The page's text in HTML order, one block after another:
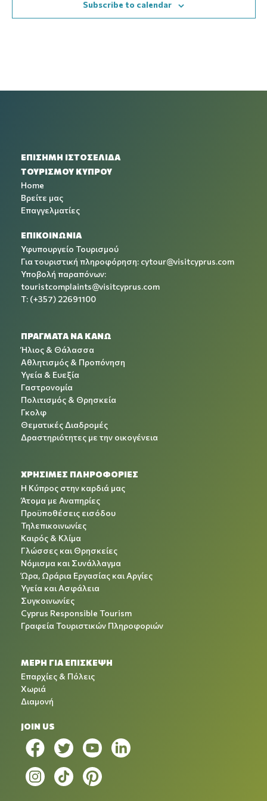
Subscribe to calendar
ΕΠΙΣΗΜΗ ΙΣΤΟΣΕΛΙΔΑ
ΤΟΥΡΙΣΜΟΥ ΚΥΠΡΟΥ
Home
Βρείτε μας
Επαγγελματίες
ΕΠΙΚΟΙΝΩΝΙΑ
Υφυπουργείο Τουρισμού
Για τουριστική πληροφόρηση: cytour@visitcyprus.com
Υποβολή παραπόνων:
touristcomplaints@visitcyprus.com
T: (+357) 22691100
ΠΡΑΓΜΑΤΑ ΝΑ ΚΑΝΩ
Ήλιος & Θάλασσα
Αθλητισμός & Προπόνηση
Υγεία & Ευεξία
Γαστρονομία
Πολιτισμός & Θρησκεία
Γκολφ
Θεματικές Διαδρομές
Δραστηριότητες με την οικογένεια
ΧΡΉΣΙΜΕΣ ΠΛΗΡΟΦΟΡΊΕΣ
Η Κύπρος στην καρδιά μας
Άτομα με Αναπηρίες
Προϋποθέσεις εισόδου
Τηλεπικοινωνίες
Καιρός & Κλίμα
Γλώσσες και Θρησκείες
Νόμισμα και Συνάλλαγμα
Ώρα, Ωράρια Εργασίας και Αργίες
Υγεία και Ασφάλεια
Συγκοινωνίες
Cyprus Responsible Tourism
Γραφεία Τουριστικών Πληροφοριών
ΜΕΡΗ ΓΙΑ ΕΠΙΣΚΕΨΗ
Επαρχίες & Πόλεις
Χωριά
Διαμονή
JOIN US